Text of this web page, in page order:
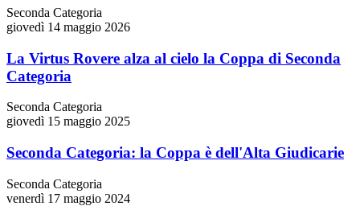
Seconda Categoria
giovedì 14 maggio 2026
La Virtus Rovere alza al cielo la Coppa di Seconda
Categoria
Seconda Categoria
giovedì 15 maggio 2025
Seconda Categoria: la Coppa è dell'Alta Giudicarie
Seconda Categoria
venerdì 17 maggio 2024